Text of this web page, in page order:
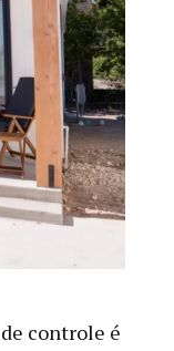
controle é